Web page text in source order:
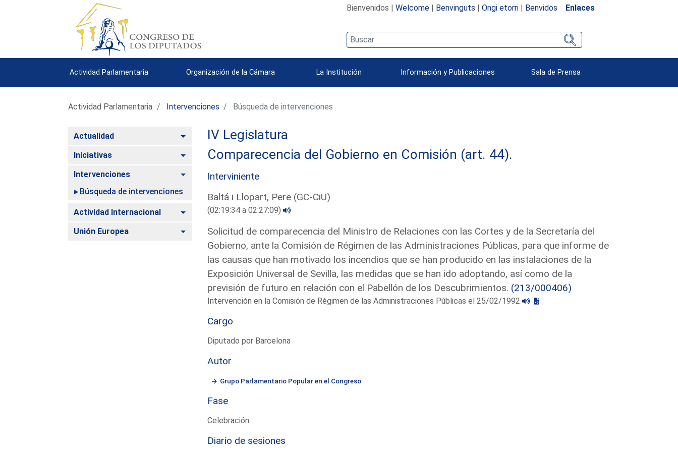
Bienvenidos | Welcome| Benvinguts | Ongi etorri| Benvidos Enlaces
Actividad Parlamentaria Organización de la Cámara La Institución Información y Publicaciones Sala de Prensa
Actividad Parlamentaria Intervenciones Búsqueda de intervenciones
Actualidad Alternar
Iniciativas Alternar
Intervenciones
Alternar
Búsqueda de intervenciones
Actividad Internacional Alternar
Unión Europea Alternar
IV Legislatura
Comparecencia del Gobierno en Comisión (art. 44).
Interviniente
Baltá i Llopart, Pere (GC-CiU)
(02:19:34 a 02:27:09)
Solicitud de comparecencia del Ministro de Relaciones con las Cortes y de la Secretaría del
Gobierno, ante la Comisión de Régimen de las Administraciones Públicas, para que informe de
las causas que han motivado los incendios que se han producido en las instalaciones de la
Exposición Universal de Sevilla, las medidas que se han ido adoptando, así como de la
previsión de futuro en relación con el Pabellón de los Descubrimientos. (213/000406)
Intervención en la Comisión de Régimen de las Administraciones Públicas el 25/02/1992
Cargo
Diputado por Barcelona
Autor
Grupo Parlamentario Popular en el Congreso
Fase
Celebración
Diario de sesiones